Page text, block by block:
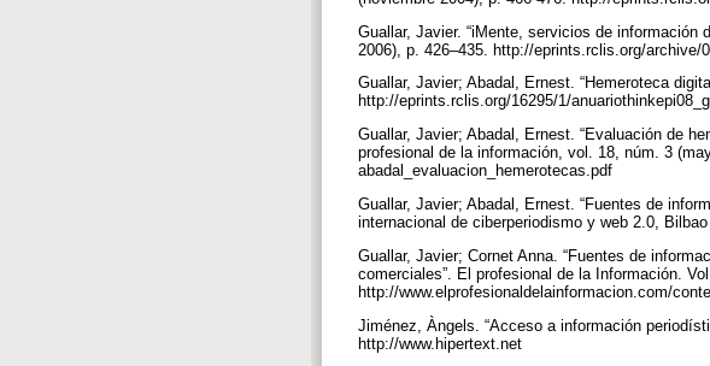
Guallar, Javier. “iMente, servicios de
2006), p. 426–435. http://eprints.rclis.org/archive/
Guallar, Javier; Abadal, Ernest. “Hemeroteca
http://eprints.rclis.org/16295/1/
Guallar, Javier; Abadal, Ernest. “Evaluación de
profesional de la información, vol. 18, núm. 3
abadal_evaluacion_hemerotecas.pdf
Guallar, Javier; Abadal, Ernest. “Fuentes de
internacional de ciberperiodismo y web 2.0,
Guallar, Javier; Cornet Anna. “Fuentes de
comerciales”. El profesional de la Información.
http://www.elprofesionaldelainformacion.com/
Jiménez, Àngels. “Acceso a información
http://www.hipertext.net